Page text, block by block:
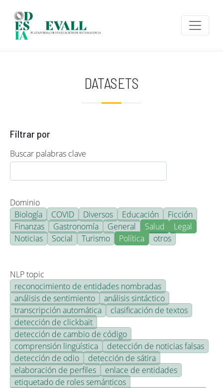
DATASETS
Filtrar por
Buscar palabras clave
Dominio
Biología
COVID Diversos Educación
Ficción
Finanzas
Gastronomía General Salud
Legal
Noticias
Social Turismo Política otros
NLP topic
reconocimiento de entidades nombradas
análisis de sentimiento
análisis sintáctico
transcripción automática
clasificación de textos
detección de clickbait
detección de cambio de código
comprensión lingüística
detección de noticias falsas
detección de odio
detección de sátira
elaboración de perfiles
enlace de entidades
etiquetado de roles semánticos